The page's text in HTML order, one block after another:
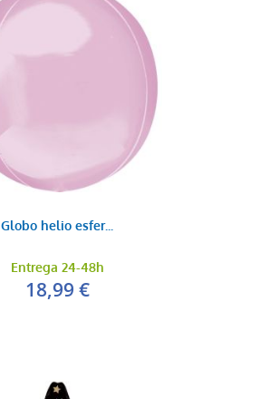
Globo helio esfer...
Entrega 24-48h
18,99 €